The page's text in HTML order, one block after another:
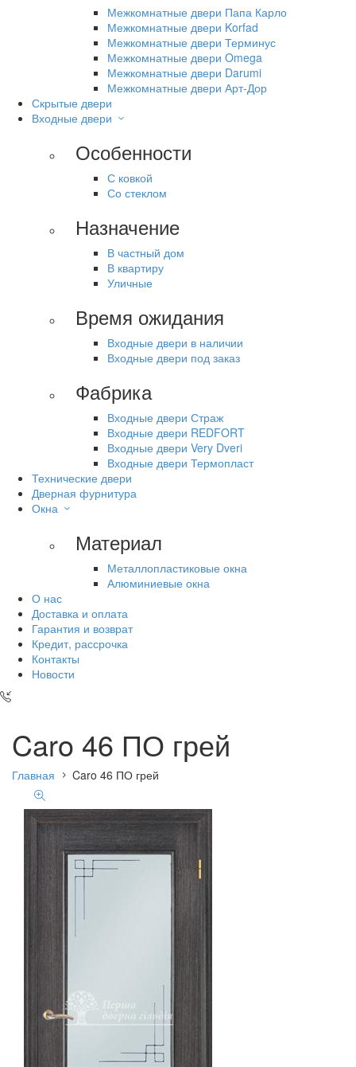
Межкомнатные двери Папа Карло
Межкомнатные двери Korfad
Межкомнатные двери Терминус
Межкомнатные двери Omega
Межкомнатные двери Darumi
Межкомнатные двери Арт-Дор
Скрытые двери
Входные двери
Особенности
С ковкой
Со стеклом
Назначение
В частный дом
В квартиру
Уличные
Время ожидания
Входные двери в наличии
Входные двери под заказ
Фабрика
Входные двери Страж
Входные двери REDFORT
Входные двери Very Dveri
Входные двери Термопласт
Технические двери
Дверная фурнитура
Окна
Материал
Металлопластиковые окна
Алюминиевые окна
О нас
Доставка и оплата
Гарантия и возврат
Кредит, рассрочка
Контакты
Новости
Caro 46 ПО грей
Главная Caro 46 ПО грей